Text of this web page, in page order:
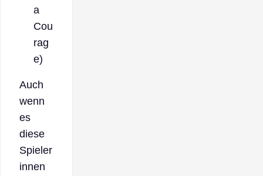
a
Cou
rag
e)
Auch
wenn
es
diese
Spieler
innen